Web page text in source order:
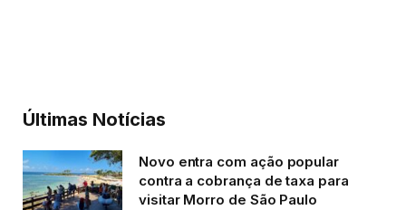
Últimas Notícias
Novo entra com ação popular
contra a cobrança de taxa para
visitar Morro de São Paulo